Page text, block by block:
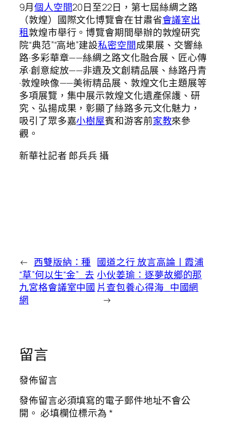
9月個人空間20日至22日，第七屆絲綢之路
（敦煌）國際文化博覽會在甘肅省會議室出
租敦煌市舉行。博覽會期間舉辦的敦煌研究
院“典范”“高地”建設私密空間成果展、交響絲
路·多彩華章——絲綢之路文化融合展、匠心傳
承·創意綻放——非遺及文創精品展、絲路丹青
·敦煌映像——美術精品展、敦煌文化主題展等
多項展覽，集中展示敦煌文化遺產保護、研
究、弘揚成果，彰顯了絲路多元文化魅力，
吸引了眾多嘉小樹屋賓和游客前家教來參
觀。
新華社記者 郎兵兵 攝
← 西雙版納：種
“草”何以生“金”_去
九宮格會議室中國
網
國道之行 放言高論丨霞浦
小伙姜瑜：逐夢故鄉的那
片查包養心得海_中國網
→
留言
發佈留言
發佈留言必須填寫的電子郵件地址不會公
開。 必填欄位標示為*